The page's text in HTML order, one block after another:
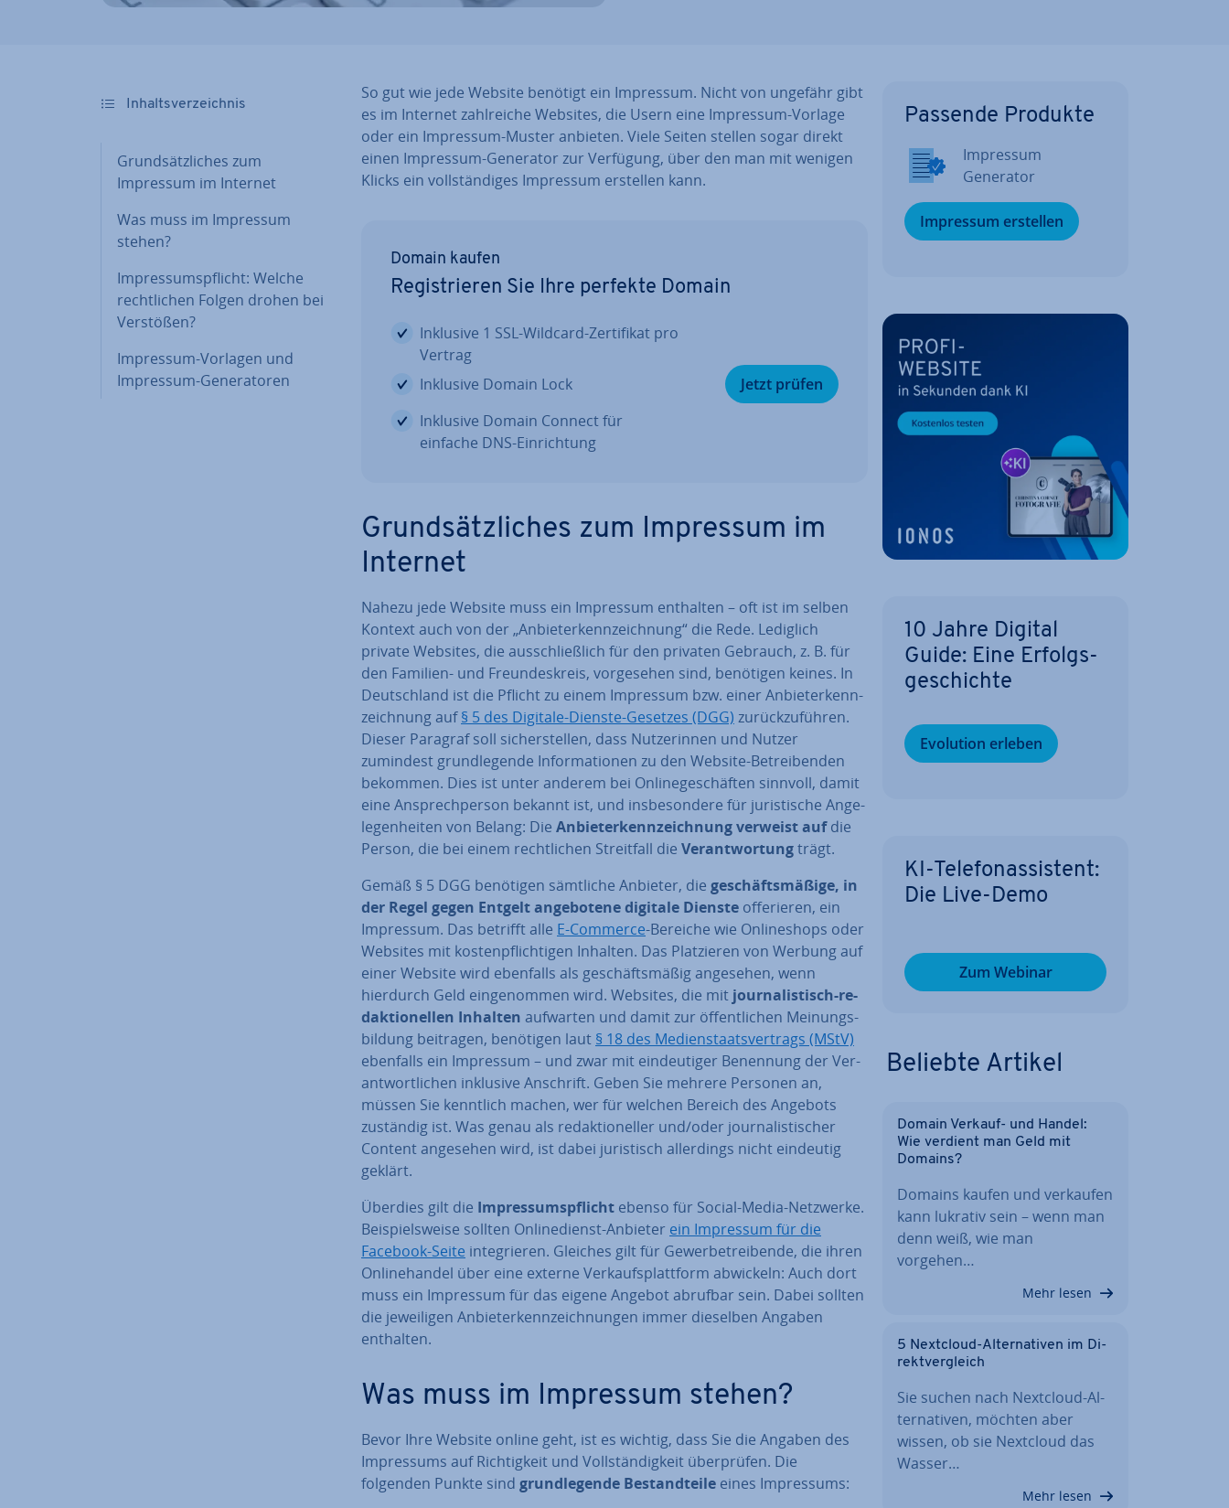
In­halts­ver­zeich­nis
Grund­sätz­li­ches zum
Impressum im Internet
Was muss im Impressum
stehen?
Im­pres­sums­pflicht: Welche
recht­li­chen Folgen drohen bei
Verstößen?
Impressum-Vorlagen und
Impressum-Ge­ne­ra­to­ren
So gut wie jede Website benötigt ein Impressum. Nicht von ungefähr gibt
es im Internet zahl­rei­che Websites, die Usern eine Impressum-Vorlage
oder ein Impressum-Muster anbieten. Viele Seiten stellen sogar direkt
einen Impressum-Generator zur Verfügung, über den man mit wenigen
Klicks ein voll­stän­di­ges Impressum erstellen kann.
Domain kaufen
Re­gis­trie­ren Sie Ihre perfekte Domain
Inklusive 1 SSL-Wildcard-Zer­ti­fi­kat pro
Vertrag
Inklusive Domain Lock
Inklusive Domain Connect für
einfache DNS-Ein­rich­tung
Jetzt prüfen
Grund­sätz­li­ches zum Impressum im
Internet
Nahezu jede Website muss ein Impressum enthalten – oft ist im selben
Kontext auch von der „An­bie­ter­kenn­zeich­nung“ die Rede. Lediglich
private Websites, die aus­schließ­lich für den privaten Gebrauch, z. B. für
den Familien- und Freun­des­kreis, vor­ge­se­hen sind, benötigen keines. In
Deutsch­land ist die Pflicht zu einem Impressum bzw. einer An­bie­ter­kenn­
zeich­nung auf§ 5 des Digitale-Dienste-Gesetzes (DGG) zu­rück­zu­füh­ren.
Dieser Paragraf soll si­cher­stel­len, dass Nut­ze­rin­nen und Nutzer
zumindest grund­le­gen­de In­for­ma­tio­nen zu den Website-Be­trei­ben­den
bekommen. Dies ist unter anderem bei On­lin­ege­schäf­ten sinnvoll, damit
eine An­sprech­per­son bekannt ist, und ins­be­son­de­re für ju­ris­ti­sche An­ge­
le­gen­hei­ten von Belang: Die An­bie­ter­kenn­zeich­nung verweist aufdie
Person, die bei einem recht­li­chen Streit­fall die Ver­ant­wor­tungträgt.
Gemäß § 5 DGG benötigen sämtliche Anbieter, die ge­schäfts­mä­ßi­ge, in
der Regel gegen Entgelt an­ge­bo­te­ne digitale Dienste of­fe­rie­ren, ein
Impressum. Das betrifft alle E-Commerce-Bereiche wie On­line­shops oder
Websites mit kos­ten­pflich­ti­gen Inhalten. Das Plat­zie­ren von Werbung auf
einer Website wird ebenfalls als ge­schäfts­mä­ßig angesehen, wenn
hierdurch Geld ein­ge­nom­men wird. Websites, die mit jour­na­lis­tisch-re­
dak­tio­nel­len Inhalten aufwarten und damit zur öf­fent­li­chen Mei­nungs­
bil­dung beitragen, benötigen laut § 18 des Me­di­en­staats­ver­trags (MStV)
ebenfalls ein Impressum – und zwar mit ein­deu­ti­ger Benennung der Ver­
ant­wort­li­chen inklusive Anschrift. Geben Sie mehrere Personen an,
müssen Sie kenntlich machen, wer für welchen Bereich des Angebots
zuständig ist. Was genau als re­dak­tio­nel­ler und/oder jour­na­lis­ti­scher
Content angesehen wird, ist dabei ju­ris­tisch al­ler­dings nicht eindeutig
geklärt.
Überdies gilt die Im­pres­sums­pflicht ebenso für Social-Media-Netzwerke.
Bei­spiels­wei­se sollten On­line­dienst-Anbieter ein Impressum für die
Facebook-Seite in­te­grie­ren. Gleiches gilt für Ge­wer­be­trei­ben­de, die ihren
On­line­han­del über eine externe Ver­kaufs­platt­form abwickeln: Auch dort
muss ein Impressum für das eigene Angebot abrufbar sein. Dabei sollten
die je­wei­li­gen An­bie­ter­kenn­zeich­nun­gen immer dieselben Angaben
enthalten.
Was muss im Impressum stehen?
Bevor Ihre Website online geht, ist es wichtig, dass Sie die Angaben des
Im­pres­sums auf Rich­tig­keit und Voll­stän­dig­keit über­prü­fen. Die
folgenden Punkte sind grund­le­gen­de Be­stand­tei­le eines Im­pres­sums:
Passende Produkte
Impressum
Generator
Impressum erstellen
10 Jahre Digital
Guide: Eine Er­folgs­
ge­schich­te
Evolution erleben
KI-Te­le­fon­as­sis­tent:
Die Live-Demo
Zum Webinar
Beliebte Artikel
Domain Verkauf- und Handel:
Wie verdient man Geld mit
Domains?
Domains kaufen und verkaufen
kann lukrativ sein – wenn man
denn weiß, wie man
vorgehen…
Mehr lesen
5 Nextcloud-Al­ter­na­ti­ven im Di­
rekt­ver­gleich
Sie suchen nach Nextcloud-Al­
ter­na­ti­ven, möchten aber
wissen, ob sie Nextcloud das
Wasser…
Mehr lesen